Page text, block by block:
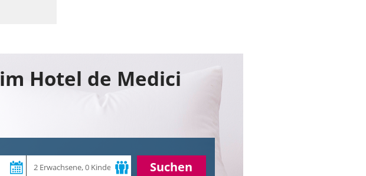
Hotel de Medici
Suchen